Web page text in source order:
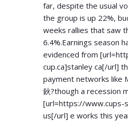
far, despite the usual
the group is up 22%,
weeks rallies that saw
6.4%.Earnings season
evidenced from [url=
cup.ca]stanley ca[/url]
payment networks like
鈥?though a recession
[url=https://www.cups-
us[/url] e works this